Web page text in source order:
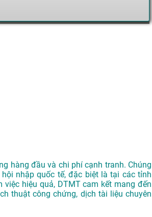
hàng đầu và chi phí cạnh tranh. Chúng
nhập quốc tế, đặc biệt là tại các tỉnh
hiệu quả, DTMT cam kết mang đến
thuật công chứng, dịch tài liệu chuyên